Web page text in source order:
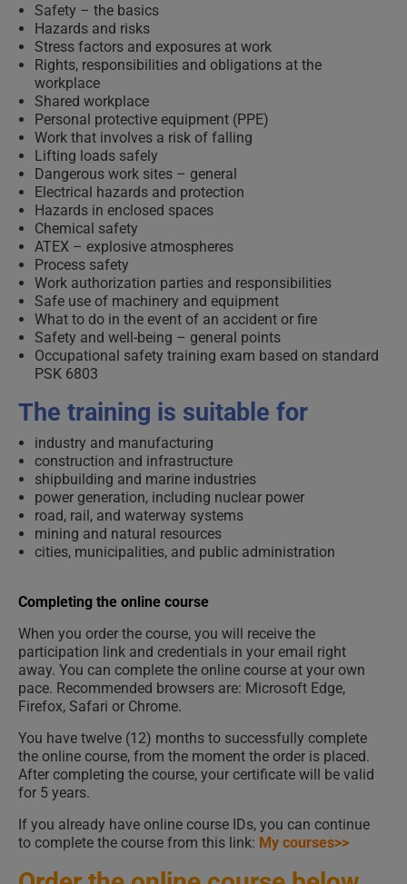
Safety – the basics
Hazards and risks
Stress factors and exposures at work
Rights, responsibilities and obligations at the
workplace
Shared workplace
Personal protective equipment (PPE)
Work that involves a risk of falling
Lifting loads safely
Dangerous work sites – general
Electrical hazards and protection
Hazards in enclosed spaces
Chemical safety
ATEX – explosive atmospheres
Process safety
Work authorization parties and responsibilities
Safe use of machinery and equipment
What to do in the event of an accident or fire
Safety and well-being – general points
Occupational safety training exam based on standard
PSK 6803
The training is suitable for
industry and manufacturing
construction and infrastructure
shipbuilding and marine industries
power generation, including nuclear power
road, rail, and waterway systems
mining and natural resources
cities, municipalities, and public administration
Completing the online course
When you order the course, you will receive the
participation link and credentials in your email right
away. You can complete the online course at your own
pace. Recommended browsers are: Microsoft Edge,
Firefox, Safari or Chrome.
You have twelve (12) months to successfully complete
the online course, from the moment the order is placed.
After completing the course, your certificate will be valid
for 5 years.
If you already have online course IDs, you can continue
to complete the course from this link: My courses>>